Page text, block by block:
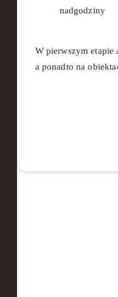
nadgodziny
W pierwszym
a ponadto na